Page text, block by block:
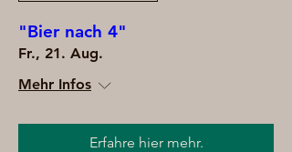
"Bier nach 4"
Fr., 21. Aug.
Mehr Infos
Erfahre hier mehr.